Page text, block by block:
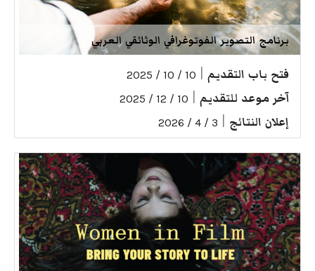
برنامج التصوير الفوتوغرافي الوثائقي العربي
فتح باب التقديم 10 / 10 / 2025
آخر موعد للتقديم 10 / 12 / 2025
إعلان النتائج 3 / 4 / 2026